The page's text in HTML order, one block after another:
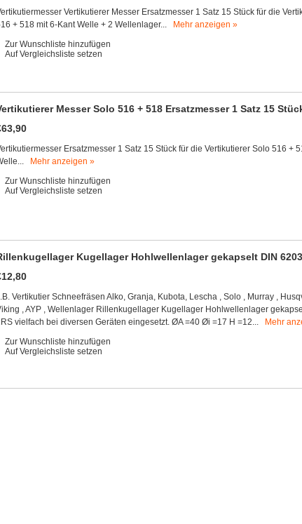
Vertikutierer Messer Ersatzmesser 1 Satz 15 Stück für die
+ 518 mit 6-Kant Welle + 2 Wellenlager...
Mehr anzeigen »
Zur Wunschliste hinzufügen
Auf Vergleichsliste setzen
Messer Solo 516 + 518 Ersatzmesser 1 Satz 15
Ersatzmesser 1 Satz 15 Stück für die Vertikutierer Solo 516 +
Mehr anzeigen »
Zur Wunschliste hinzufügen
Auf Vergleichsliste setzen
Kugellager Hohlwellenlager gekapselt DIN
Vertikutier Schneefräsen Alko, Granja, Kubota, Lescha , Solo , Murray ,
, AYP , Wellenlager Rillenkugellager Kugellager Hohlwellenlager
vielfach bei diversen Geräten eingesetzt. ØA =40 Øi =17 H =12...
Mehr
Zur Wunschliste hinzufügen
Auf Vergleichsliste setzen